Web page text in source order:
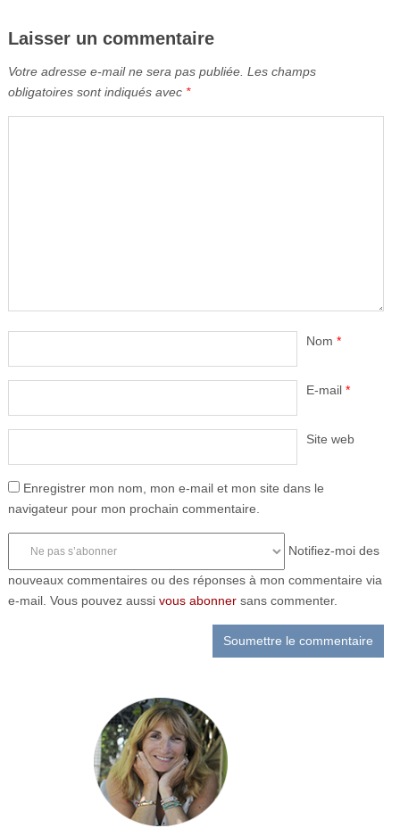
Laisser un commentaire
Votre adresse e-mail ne sera pas publiée. Les champs
obligatoires sont indiqués avec *
Nom *
E-mail *
Site web
Enregistrer mon nom, mon e-mail et mon site dans le
navigateur pour mon prochain commentaire.
Notifiez-moi des
nouveaux commentaires ou des réponses à mon commentaire via
e-mail. Vous pouvez aussi vous abonnersans commenter.